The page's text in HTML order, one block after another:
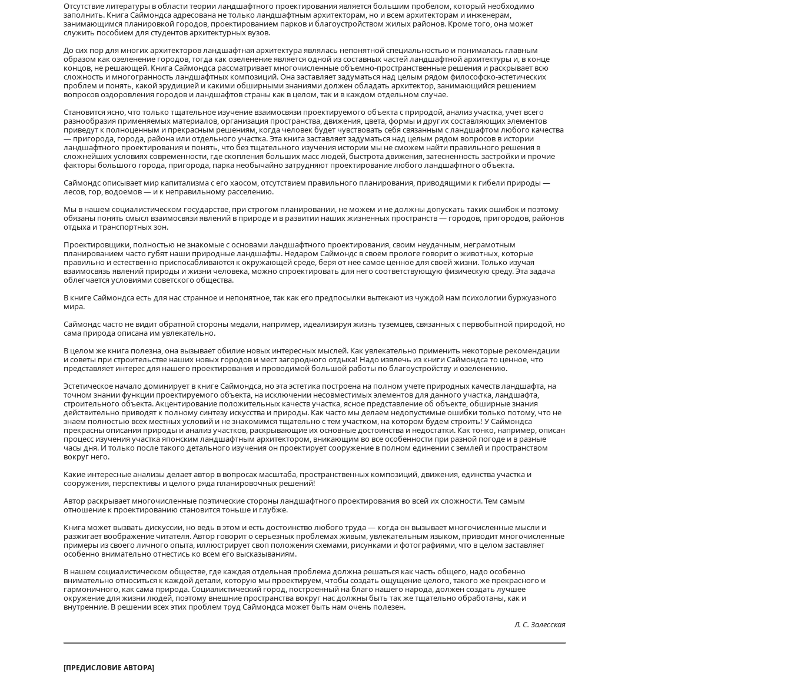
Отсутствие литературы в области теории ландшафтного проектирования является большим пробелом, который необходимо
заполнить. Книга Саймондса адресована не только ландшафтным архитекторам, но и всем архитекторам и инженерам,
занимающимся планировкой городов, проектированием парков и благоустройством жилых районов. Кроме того, она может
служить пособием для студентов архитектурных вузов.
До сих пор для многих архитекторов ландшафтная архитектура являлась непонятной специальностью и понималась главным
образом как озеленение городов, тогда как озеленение является одной из составных частей ландшафтной архитектуры и, в конце
концов, не решающей. Книга Саймондса рассматривает многочисленные объемно-пространственные решения и раскрывает всю
сложность и многогранность ландшафтных композиций. Она заставляет задуматься над целым рядом философско-эстетических
проблем и понять, какой эрудицией и какими обширными знаниями должен обладать архитектор, занимающийся решением
вопросов оздоровления городов и ландшафтов страны как в целом, так и в каждом отдельном случае.
Становится ясно, что только тщательное изучение взаимосвязи проектируемого объекта с природой, анализ участка, учет всего
разнообразия применяемых материалов, организация пространства, движения, цвета, формы и других составляющих элементов
приведут к полноценным и прекрасным решениям, когда человек будет чувствовать себя связанным с ландшафтом любого качества
— пригорода, города, района или отдельного участка. Эта книга заставляет задуматься над целым рядом вопросов в истории
ландшафтного проектирования и понять, что без тщательного изучения истории мы не сможем найти правильного решения в
сложнейших условиях современности, где скопления больших масс людей, быстрота движения, затесненность застройки и прочие
факторы большого города, пригорода, парка необычайно затрудняют проектирование любого ландшафтного объекта.
Саймондс описывает мир капитализма с его хаосом, отсутствием правильного планирования, приводящими к гибели природы —
лесов, гор, водоемов — и к неправильному расселению.
Мы в нашем социалистическом государстве, при строгом планировании, не можем и не должны допускать таких ошибок и поэтому
обязаны понять смысл взаимосвязи явлений в природе и в развитии наших жизненных пространств — городов, пригородов, районов
отдыха и транспортных зон.
Проектировщики, полностью не знакомые с основами ландшафтного проектирования, своим неудачным, неграмотным
планированием часто губят наши природные ландшафты. Недаром Саймондс в своем прологе говорит о животных, которые
правильно и естественно приспосабливаются к окружающей среде, беря от нее самое ценное для своей жизни. Только изучая
взаимосвязь явлений природы и жизни человека, можно спроектировать для него соответствующую физическую среду. Эта задача
облегчается условиями советского общества.
В книге Саймондса есть для нас странное и непонятное, так как его предпосылки вытекают из чуждой нам психологии буржуазного
мира.
Саймондс часто не видит обратной стороны медали, например, идеализируя жизнь туземцев, связанных с первобытной природой, но
сама природа описана им увлекательно.
В целом же книга полезна, она вызывает обилие новых интересных мыслей. Как увлекательно применить некоторые рекомендации
и советы при строительстве наших новых городов и мест загородного отдыха! Надо извлечь из книги Саймондса то ценное, что
представляет интерес для нашего проектирования и проводимой большой работы по благоустройству и озеленению.
Эстетическое начало доминирует в книге Саймондса, но эта эстетика построена на полном учете природных качеств ландшафта, на
точном знании функции проектируемого объекта, на исключении несовместимых элементов для данного участка, ландшафта,
строительного объекта. Акцентирование положительных качеств участка, ясное представление об объекте, обширные знания
действительно приводят к полному синтезу искусства и природы. Как часто мы делаем недопустимые ошибки только потому, что не
знаем полностью всех местных условий и не знакомимся тщательно с тем участком, на котором будем строить! У Саймондса
прекрасны описания природы и анализ участков, раскрывающие их основные достоинства и недостатки. Как тонко, например, описан
процесс изучения участка японским ландшафтным архитектором, вникающим во все особенности при разной погоде и в разные
часы дня. И только после такого детального изучения он проектирует сооружение в полном единении с землей и пространством
вокруг него.
Какие интересные анализы делает автор в вопросах масштаба, пространственных композиций, движения, единства участка и
сооружения, перспективы и целого ряда планировочных решений!
Автор раскрывает многочисленные поэтические стороны ландшафтного проектирования во всей их сложности. Тем самым
отношение к проектированию становится тоньше и глубже.
Книга может вызвать дискуссии, но ведь в этом и есть достоинство любого труда — когда он вызывает многочисленные мысли и
разжигает воображение читателя. Автор говорит о серьезных проблемах живым, увлекательным языком, приводит многочисленные
примеры из своего личного опыта, иллюстрирует своп положения схемами, рисунками и фотографиями, что в целом заставляет
особенно внимательно отнестись ко всем его высказываниям.
В нашем социалистическом обществе, где каждая отдельная проблема должна решаться как часть общего, надо особенно
внимательно относиться к каждой детали, которую мы проектируем, чтобы создать ощущение целого, такого же прекрасного и
гармоничного, как сама природа. Социалистический город, построенный на благо нашего народа, должен создать лучшее
окружение для жизни людей, поэтому внешние пространства вокруг нас должны быть так же тщательно обработаны, как и
внутренние. В решении всех этих проблем труд Саймондса может быть нам очень полезен.
Л. С. Залесская
[ПРЕДИСЛОВИЕ АВТОРА]